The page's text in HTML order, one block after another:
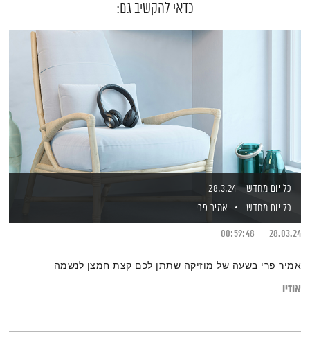
כדאי להקשיב גם:
כל יום מחדש – 28.3.24
כל יום מחדש
אמיר פרי
28.03.24
00:59:48
אמיר פרי בשעה של מוזיקה שתתן לכם קצת חמצן לנשמה
אודיו